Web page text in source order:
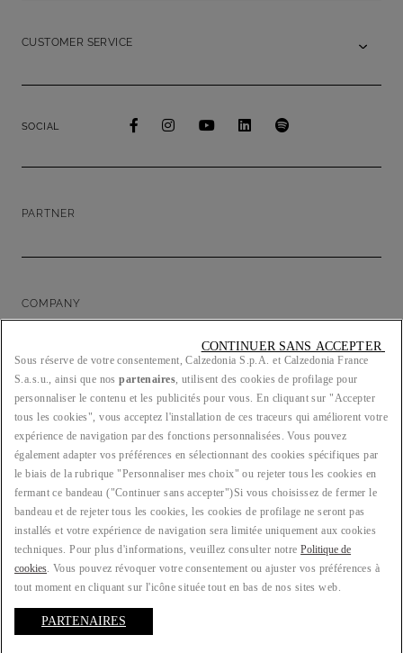
CUSTOMER SERVICE
SOCIAL
PARTNER
COMPANY
LEGAL/PRIVACY
PAYS : FR
LANGUE : FRANÇAIS
Sous réserve de votre consentement, Calzedonia S.p.A. et Calzedonia France
S.a.s.u., ainsi que nospartenaires, utilisent des cookies de profilage pour
personnaliser le contenu et les publicités pour vous. En cliquant sur "Accepter
tous les cookies", vous acceptez l'installation de ces traceurs qui améliorent votre
expérience de navigation par des fonctions personnalisées. Vous pouvez
également adapter vos préférences en sélectionnant des cookies spécifiques par
le biais de la rubrique "Personnaliser mes choix" ou rejeter tous les cookies en
fermant ce bandeau ("Continuer sans accepter")​ Si vous choisissez de fermer le
bandeau et de rejeter tous les cookies, les cookies de profilage ne seront pas
installés et votre expérience de navigation sera limitée uniquement aux cookies
techniques. Pour plus d'informations, veuillez consulter notrePolitique de
cookies. Vous pouvez révoquer votre consentement ou ajuster vos préférences à
tout moment en cliquant sur l'icône située tout en bas de nos sites web.
PARTENAIRES
CONTINUER SANS ACCEPTER